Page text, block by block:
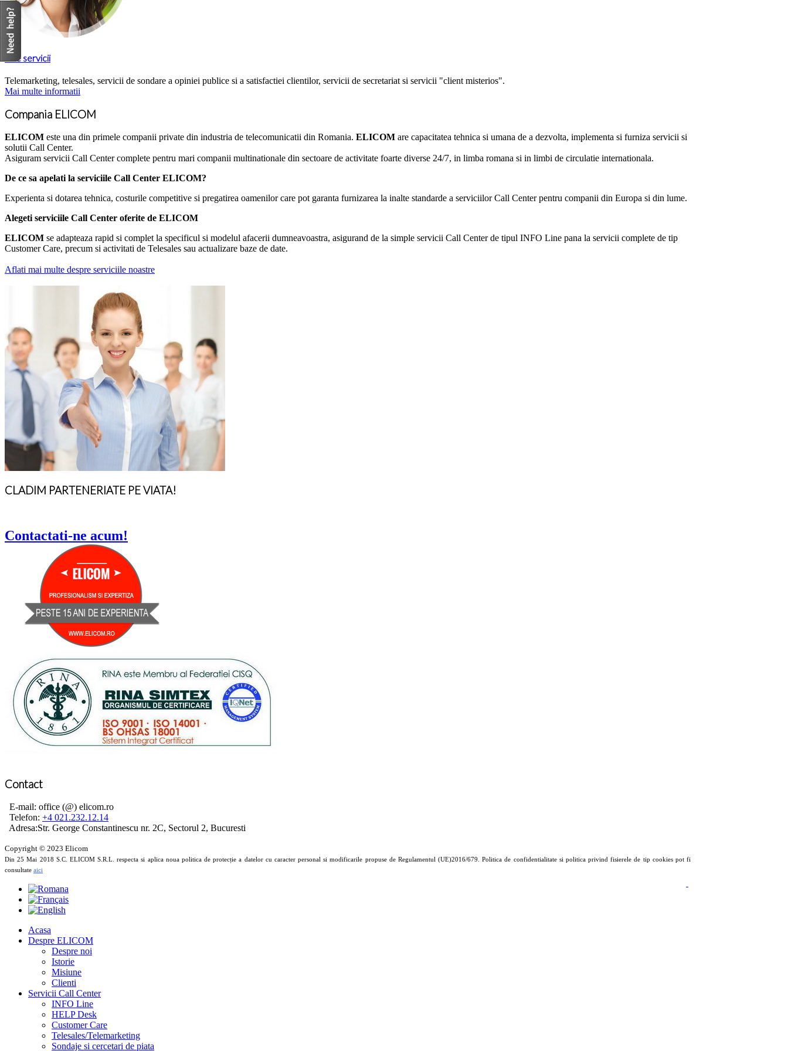
Alte servicii
Telemarketing, telesales, servicii de sondare a opiniei publice si a satisfactiei clientilor, servicii de secretariat si servicii "client misterios".
Mai multe informatii
Compania ELICOM
ELICOM este una din primele companii private din industria de telecomunicatii din Romania. ELICOM are capacitatea tehnica si umana de a dezvolta, implementa si furniza servicii si
solutii Call Center.
Asiguram servicii Call Center complete pentru mari companii multinationale din sectoare de activitate foarte diverse 24/7, in limba romana si in limbi de circulatie internationala.
De ce sa apelati la serviciile Call Center ELICOM?
Experienta si dotarea tehnica, costurile competitive si pregatirea oamenilor care pot garanta furnizarea la inalte standarde a serviciilor Call Center pentru companii din Europa si din lume.
Alegeti serviciile Call Center oferite de ELICOM
ELICOM se adapteaza rapid si complet la specificul si modelul afacerii dumneavoastra, asigurand de la simple servicii Call Center de tipul INFO Line pana la servicii complete de tip
Customer Care, precum si activitati de Telesales sau actualizare baze de date.
Aflati mai multe despre serviciile noastre
CLADIM PARTENERIATE PE VIATA!
Contactati-ne acum!
Contact
E-mail: office (@) elicom.ro
Telefon: +4 021.232.12.14
Adresa:Str. George Constantinescu nr. 2C, Sectorul 2, Bucuresti
Copyright © 2023 Elicom
Din 25 Mai 2018 S.C. ELICOM S.R.L.
respecta si aplica noua politica de protecție a datelor cu caracter personal si modificarile propuse de Regulamentul (UE)2016/679. Politica de confidentialitate si politica privind fisierele de tip cookies pot fi
consultate aici
Acasa
Despre ELICOM
Despre noi
Istorie
Misiune
Clienti
Servicii Call Center
INFO Line
HELP Desk
Customer Care
Telesales/Telemarketing
Sondaje si cercetari de piata